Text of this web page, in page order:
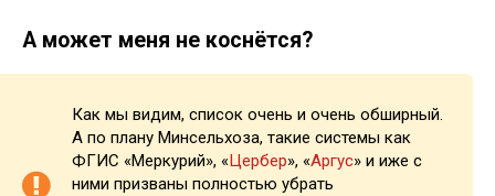
А может меня не коснётся?
Как мы видим, список очень и очень обширный.
А по плану Минсельхоза, такие системы как
ФГИС «Меркурий», «Цербер», «Аргус» и иже с
ними призваны полностью убрать